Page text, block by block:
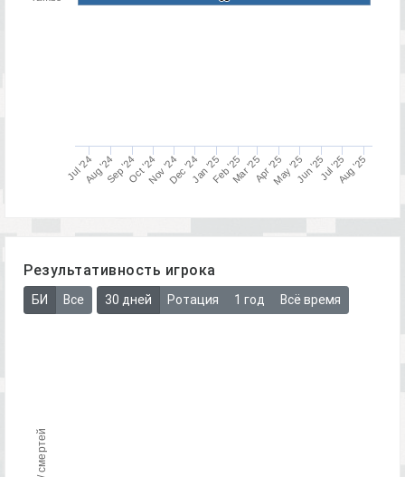
Jul '24Aug '24Sep '24Oct '24Nov '24Dec '24Jan '25Feb '25Mar '25Apr '25May '25Jun '25Jul '25Aug '25
Результативность игрока
БИ Все 30 дней Ротация 1 год Всё время